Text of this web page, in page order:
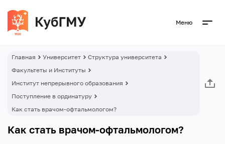
Меню
Главная Университет
Структура университета
Факультеты и Институты
Институт непрерывного образования
Поступление в ординатуру
Как стать врачом-офтальмологом?
Как стать врачом-офтальмологом?